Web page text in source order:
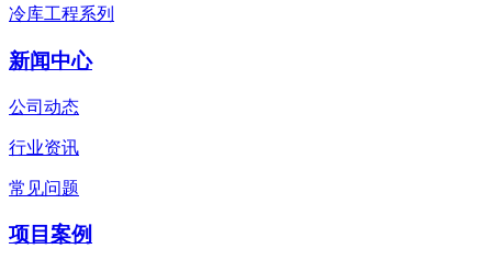
冷库工程系列
新闻中心
公司动态
行业资讯
常见问题
项目案例